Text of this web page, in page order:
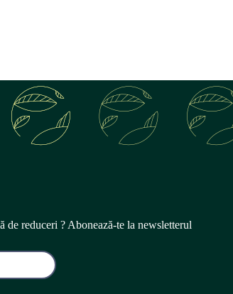
de reduceri ? Abonează-te la newsletterul